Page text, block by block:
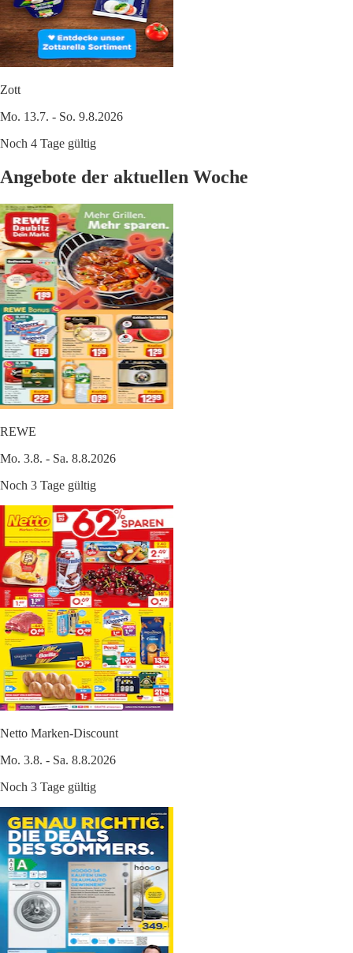
Zott
Mo. 13.7. - So. 9.8.2026
Noch 4 Tage gültig
Angebote der aktuellen Woche
REWE
Mo. 3.8. - Sa. 8.8.2026
Noch 3 Tage gültig
Netto Marken-Discount
Mo. 3.8. - Sa. 8.8.2026
Noch 3 Tage gültig